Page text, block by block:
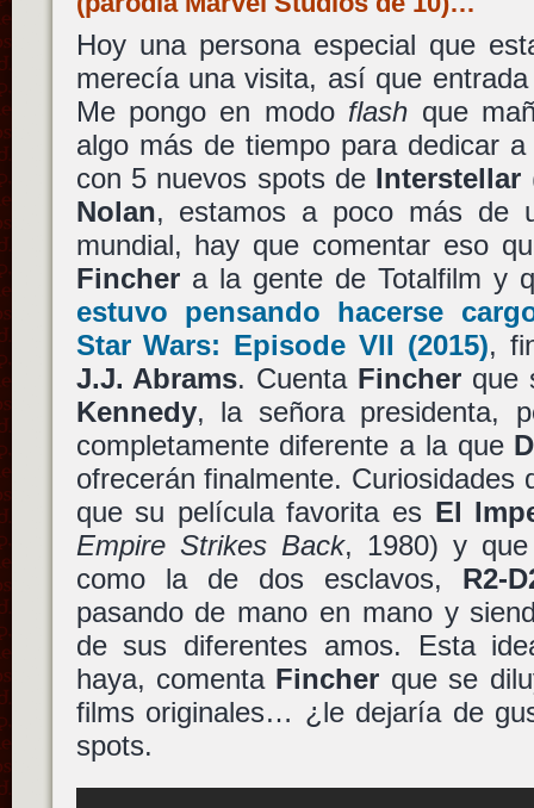
Hoy una persona especial que
merecía una visita, así que
Me pongo en modo flash que
algo más de tiempo para dedicar
con 5 nuevos spots de Interstellar
Nolan, estamos a poco más de
mundial, hay que comentar eso
Finchera la gente de Totalfilm y
estuvo pensando hacerse
Star Wars: Episode VII (2015),
J.J. Abrams. Cuenta Fincher que
Kennedy, la señora presidenta,
completamente diferente a la que
ofrecerán finalmente. Curiosidades
que su película favorita es El
Empire Strikes Back, 1980) y
como la de dos esclavos, R2-
pasando de mano en mano y
de sus diferentes amos. Esta
haya, comenta Fincher que se
films originales… ¿le dejaría de
spots.